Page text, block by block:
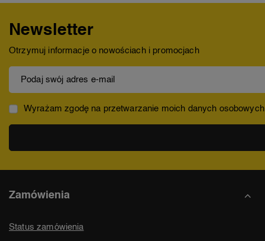
Newsletter
Otrzymuj informacje o nowościach i promocjach
Podaj swój adres e-mail
Wyrażam zgodę na przetwarzanie moich danych
Zamówienia
Status zamówienia